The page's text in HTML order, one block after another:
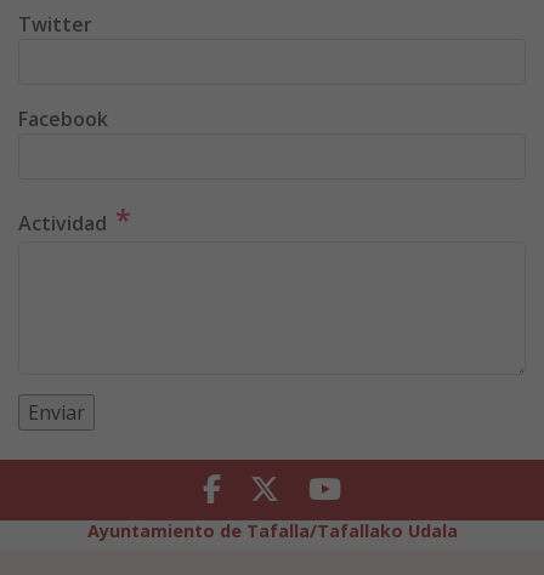
Twitter
Facebook
Actividad *
Facebook Twitter Youtube
Ayuntamiento de Tafalla/Tafallako Udala